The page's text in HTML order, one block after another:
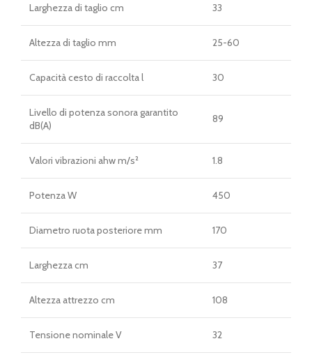
Larghezza di taglio cm 33
Altezza di taglio mm 25-60
Capacità cesto di raccolta l 30
Livello di potenza sonora garantito
dB(A)
89
Valori vibrazioni ahw m/s² 1.8
Potenza W 450
Diametro ruota posteriore mm 170
Larghezza cm 37
Altezza attrezzo cm 108
Tensione nominale V 32